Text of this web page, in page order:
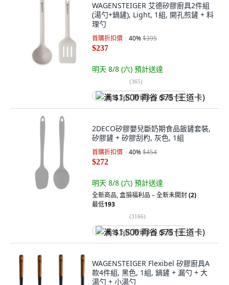
WAGENSTEIGER 艾德矽膠廚具2件組
(湯勺+鍋鏟), Light, 1組, 開孔煎鏟 + 料
理勺
首購折扣價 40%$395
$237
明天 8/8 (六) 預計送達
(365)
满 $1,500 再省 $75 (王道卡)
2DECO矽膠嬰兒斷奶期食品飯鏟套裝,
矽膠鏟 + 矽膠刮杓, 灰色, 1組
首購折扣價 40%$454
$272
明天 8/8 (六) 預計送達
全新商品,盒損福利品 – 全新未開封(2)
最低193
(3166)
满 $1,500 再省 $75 (王道卡)
WAGENSTEIGER Flexibel 矽膠廚具A
款4件組, 黑色, 1組, 鍋鏟 + 漏勺 + 大
湯勺 + 小湯勺